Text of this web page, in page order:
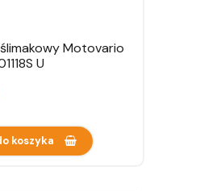
Motovario
U
koszyka